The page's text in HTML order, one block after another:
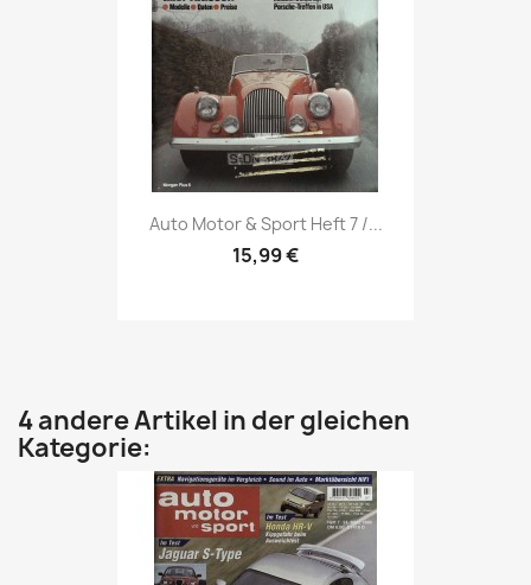
Vorschau
Auto Motor & Sport Heft 7 /...
15,99 €
4 andere Artikel in der gleichen
Kategorie: